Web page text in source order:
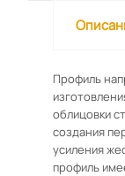
Профиль
облицовки
создания
усиления
профиль